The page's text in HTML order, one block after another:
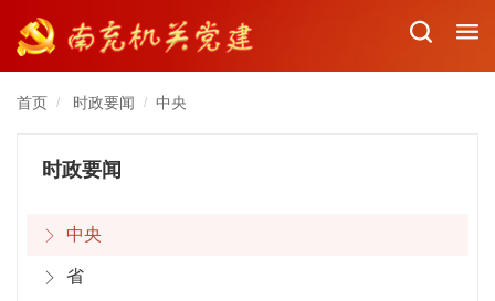
首页 / 时政要闻 / 中央
时政要闻
中央
省